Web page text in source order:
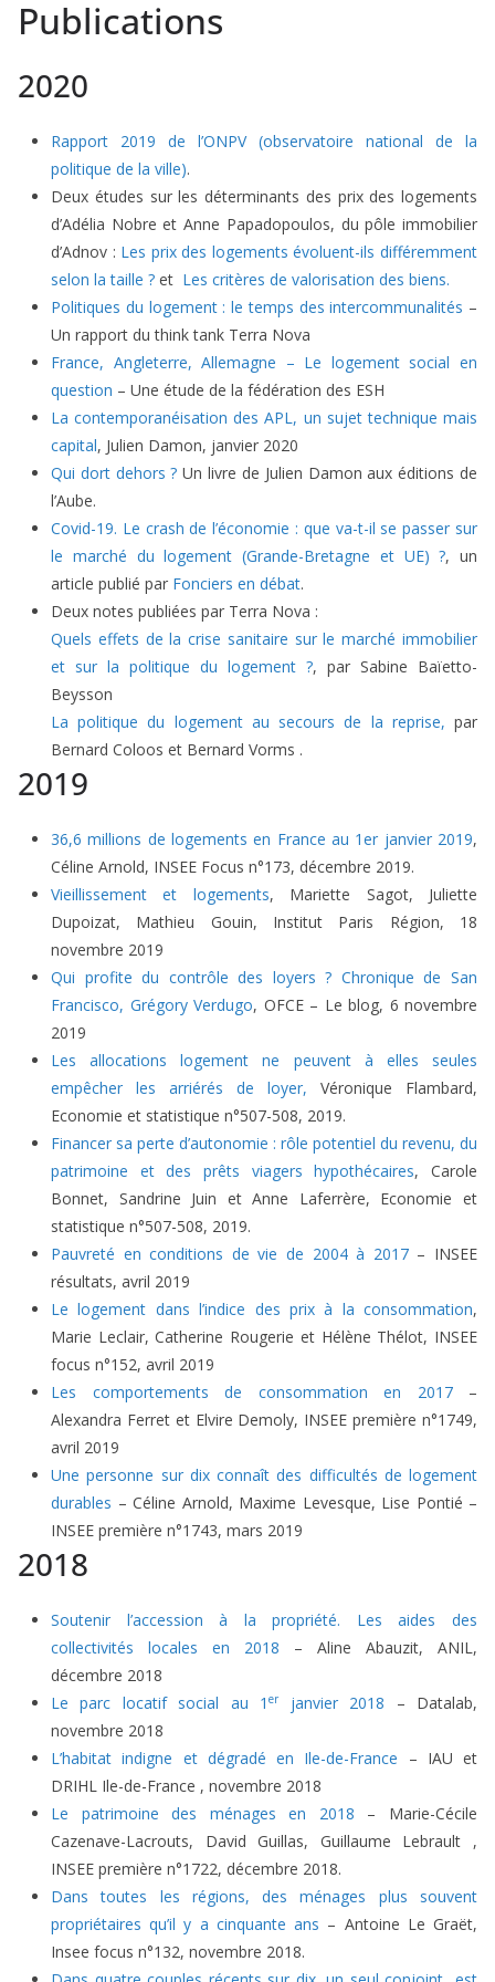
Publications
2020
Rapport 2019 de l’ONPV (observatoire national de la
politique de la ville).
Deux études sur les déterminants des prix des logements
d’Adélia Nobre et Anne Papadopoulos, du pôle immobilier
d’Adnov : Les prix des logements évoluent-ils différemment
selon la taille ? et Les critères de valorisation des biens.
Politiques du logement : le temps des intercommunalités –
Un rapport du think tank Terra Nova
France, Angleterre, Allemagne – Le logement social en
question – Une étude de la fédération des ESH
La contemporanéisation des APL, un sujet technique mais
capital, Julien Damon, janvier 2020
Qui dort dehors ?Un livre de Julien Damon aux éditions de
l’Aube.
Covid-19. Le crash de l’économie : que va-t-il se passer sur
le marché du logement (Grande-Bretagne et UE) ?, un
article publié par Fonciers en débat.
Deux notes publiées par Terra Nova :
Quels effets de la crise sanitaire sur le marché immobilier
et sur la politique du logement ?, par Sabine Baïetto-
Beysson
La politique du logement au secours de la reprise, par
Bernard Coloos et Bernard Vorms .
2019
36,6 millions de logements en France au 1er janvier 2019,
Céline Arnold, INSEE Focus n°173, décembre 2019.
Vieillissement et logements, Mariette Sagot, Juliette
Dupoizat, Mathieu Gouin, Institut Paris Région, 18
novembre 2019
Qui profite du contrôle des loyers ? Chronique de San
Francisco, Grégory Verdugo, OFCE – Le blog, 6 novembre
2019
Les allocations logement ne peuvent à elles seules
empêcher les arriérés de loyer, Véronique Flambard,
Economie et statistique n°507-508, 2019.
Financer sa perte d’autonomie : rôle potentiel du revenu, du
patrimoine et des prêts viagers hypothécaires, Carole
Bonnet, Sandrine Juin et Anne Laferrère, Economie et
statistique n°507-508, 2019.
Pauvreté en conditions de vie de 2004 à 2017– INSEE
résultats, avril 2019
Le logement dans l’indice des prix à la consommation,
Marie Leclair, Catherine Rougerie et Hélène Thélot, INSEE
focus n°152, avril 2019
Les comportements de consommation en 2017–
Alexandra Ferret et Elvire Demoly, INSEE première n°1749,
avril 2019
Une personne sur dix connaît des difficultés de logement
durables – Céline Arnold, Maxime Levesque, Lise Pontié –
INSEE première n°1743, mars 2019
2018
Soutenir l’accession à la propriété. Les aides des
collectivités locales en 2018 – Aline Abauzit, ANIL,
décembre 2018
Le parc locatif social au 1er janvier 2018 – Datalab,
novembre 2018
L’habitat indigne et dégradé en Ile-de-France – IAU et
DRIHL Ile-de-France , novembre 2018
Le patrimoine des ménages en 2018 – Marie-Cécile
Cazenave-Lacrouts, David Guillas, Guillaume Lebrault ,
INSEE première n°1722, décembre 2018.
Dans toutes les régions, des ménages plus souvent
propriétaires qu’il y a cinquante ans – Antoine Le Graët,
Insee focus n°132, novembre 2018.